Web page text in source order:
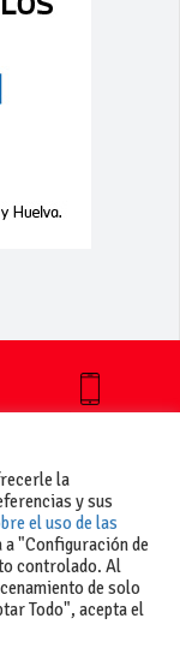
+34 627 35
la
y sus
el uso de las
"Configuración de
controlado. Al
de solo
Todo", acepta el